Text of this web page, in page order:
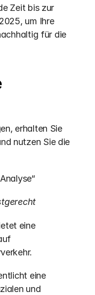
Zeit bis zur
um Ihre
für die
erhalten Sie
nutzen Sie die
eine
eine
und